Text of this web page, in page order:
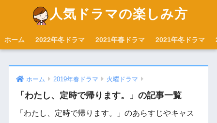
人気ドラマの楽しみ方
ホーム 2022年冬ドラマ 2021年春ドラマ 2021年冬ドラマ
ホーム 2019年春ドラマ 火曜ドラマ
「わたし、定時で帰ります。」の記事一覧
「わたし、定時で帰ります。」のあらすじやキャス